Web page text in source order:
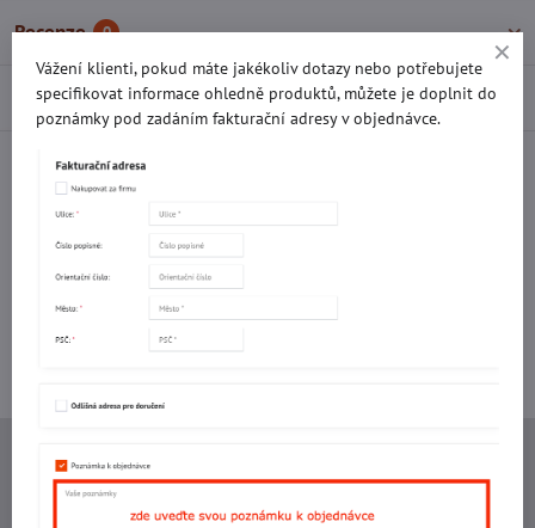
Recenze 0
Diskuse 0
FacebookTwitter
Potřebujete poradit s objednávkou?
Kontaktujte nás:
+420 577 523 563
Ing. Vojtěch Lečbych - IVL
Vážení klienti, pokud máte jakékoliv dotazy nebo potřebujete
specifikovat informace ohledně produktů, můžete je doplnit do
poznámky pod zadáním fakturační adresy v objednávce.